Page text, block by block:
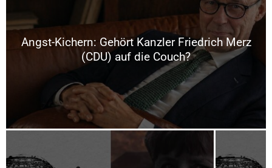
Angst-Kichern: Gehört Kanzler Friedrich Merz
(CDU) auf die Couch?